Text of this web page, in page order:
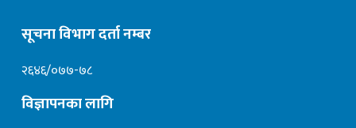
सूचना विभाग दर्ता नम्बर
२६४६/०७७-७८
विज्ञापनका लागि